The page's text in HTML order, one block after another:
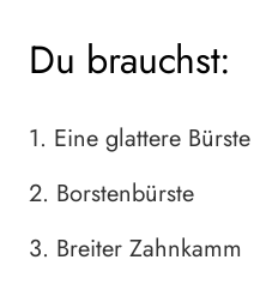
Du brauchst:
1. Eine glattere Bürste
2. Borstenbürste
3. Breiter Zahnkamm